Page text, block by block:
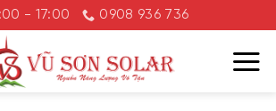
- 17:00 0908 936 736